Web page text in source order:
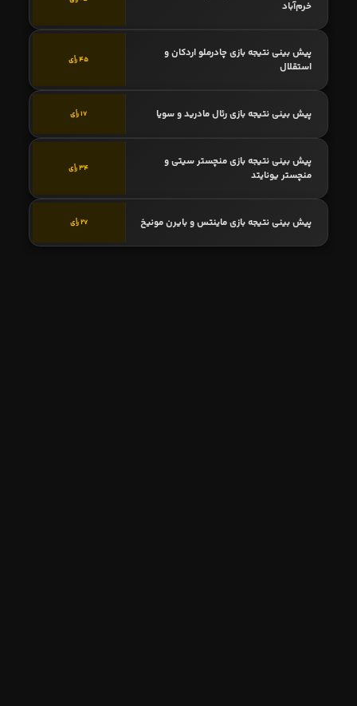
خرم‌آباد
پیش بینی نتیجه بازی چادرملو اردکان و
استقلال
45 رأی
پیش بینی نتیجه بازی رئال مادرید و سویا 17 رأی
پیش بینی نتیجه بازی منچستر سیتی و
منچستر یونایتد
34 رأی
پیش بینی نتیجه بازی ماینتس و بایرن مونیخ 27 رأی